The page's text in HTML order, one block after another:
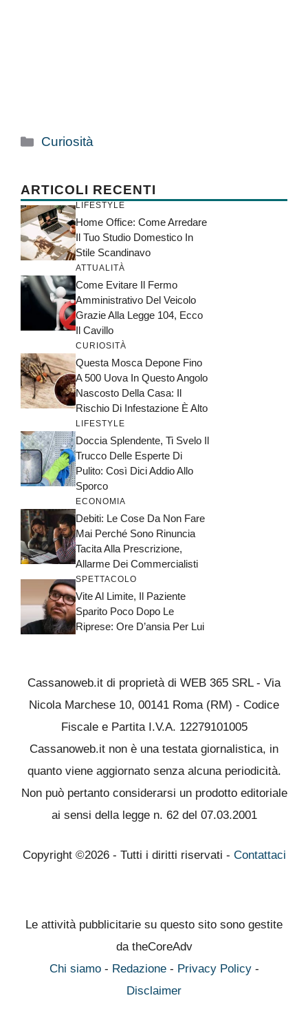
Categorie
Curiosità
ARTICOLI RECENTI
LIFESTYLE
Home Office: Come Arredare
Il Tuo Studio Domestico In
Stile Scandinavo
ATTUALITÀ
Come Evitare Il Fermo
Amministrativo Del Veicolo
Grazie Alla Legge 104, Ecco
Il Cavillo
CURIOSITÀ
Questa Mosca Depone Fino
A 500 Uova In Questo Angolo
Nascosto Della Casa: Il
Rischio Di Infestazione È Alto
LIFESTYLE
Doccia Splendente, Ti Svelo Il
Trucco Delle Esperte Di
Pulito: Così Dici Addio Allo
Sporco
ECONOMIA
Debiti: Le Cose Da Non Fare
Mai Perché Sono Rinuncia
Tacita Alla Prescrizione,
Allarme Dei Commercialisti
SPETTACOLO
Vite Al Limite, Il Paziente
Sparito Poco Dopo Le
Riprese: Ore D’ansia Per Lui
Cassanoweb.it di proprietà di WEB 365 SRL - Via
Nicola Marchese 10, 00141 Roma (RM) - Codice
Fiscale e Partita I.V.A. 12279101005
Cassanoweb.it non è una testata giornalistica, in
quanto viene aggiornato senza alcuna periodicità.
Non può pertanto considerarsi un prodotto editoriale
ai sensi della legge n. 62 del 07.03.2001
Copyright ©2026 - Tutti i diritti riservati - Contattaci
Le attività pubblicitarie su questo sito sono gestite
da theCoreAdv
Chi siamo- Redazione- Privacy Policy-
Disclaimer